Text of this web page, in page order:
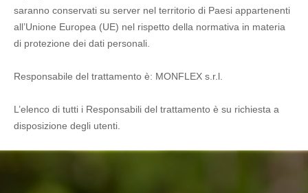
saranno conservati su server nel territorio di Paesi appartenenti
all’Unione Europea (UE) nel rispetto della normativa in materia
di protezione dei dati personali.
Responsabile del trattamento è: MONFLEX s.r.l.
L’elenco di tutti i Responsabili del trattamento è su richiesta a
disposizione degli utenti.